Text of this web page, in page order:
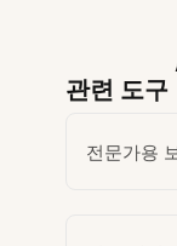
관련 도구
전문가용